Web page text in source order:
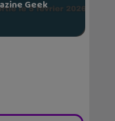
Geek